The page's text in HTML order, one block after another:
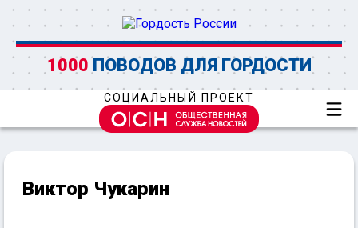
1000 ПОВОДОВ ДЛЯ ГОРДОСТИ
СОЦИАЛЬНЫЙ ПРОЕКТ
Виктор Чукарин